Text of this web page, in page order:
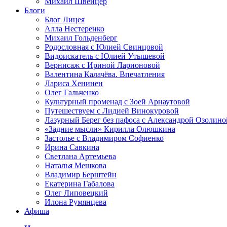
Блоги
Блог Лицея
Алла Нестеренко
Михаил Гольденберг
Родословная с Юлией Свинцовой
Видоискатель с Юлией Утышевой
Вернисаж с Ириной Ларионовой
Валентина Калачёва. Впечатления
Лариса Хенинен
Олег Гальченко
Культурный променад с Зоей Арнаутовой
Путешествуем с Лидией Винокуровой
Лазурный Берег без пафоса с Александрой
«Задние мысли» Кирилла Олюшкина
Застолье с Владимиром Софиенко
Ирина Савкина
Светлана Артемьева
Наталья Мешкова
Владимир Берштейн
Екатерина Габалова
Олег Липовецкий
Илона Румянцева
Афиша